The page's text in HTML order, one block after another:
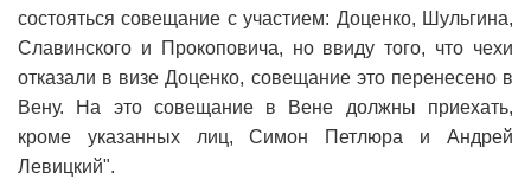
состояться совещание с участием: Доценко, Шульгина,
Славинского и Прокоповича, но ввиду того, что чехи
отказали в визе Доценко, совещание это перенесено в
Вену. На это совещание в Вене должны приехать,
кроме указанных лиц, Симон Петлюра и Андрей
Левицкий".